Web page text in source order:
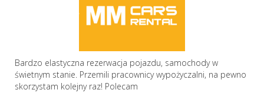
Bardzo elastyczna rezerwacja pojazdu, samochody w
świetnym stanie. Przemili pracownicy wypożyczalni, na pewno
skorzystam kolejny raz! Polecam